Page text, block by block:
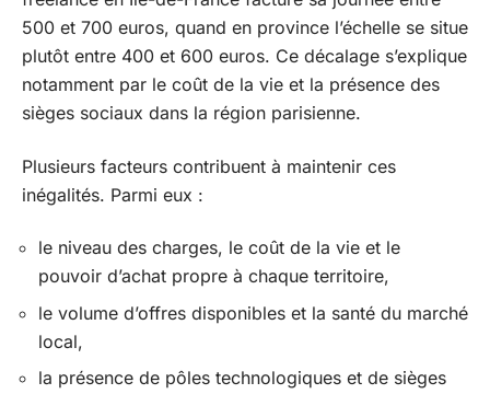
500 et 700 euros, quand en province l’échelle se situe
plutôt entre 400 et 600 euros. Ce décalage s’explique
notamment par le coût de la vie et la présence des
sièges sociaux dans la région parisienne.
Plusieurs facteurs contribuent à maintenir ces
inégalités. Parmi eux :
le niveau des charges, le coût de la vie et le
pouvoir d’achat propre à chaque territoire,
le volume d’offres disponibles et la santé du marché
local,
la présence de pôles technologiques et de sièges